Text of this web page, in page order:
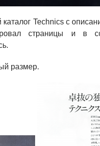
Technics с
страницы и в
размер.